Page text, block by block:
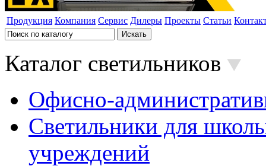
Продукция Компания Сервис Дилеры Проекты Статьи
Каталог светильников
Офисно-
Светильники для
учреждений